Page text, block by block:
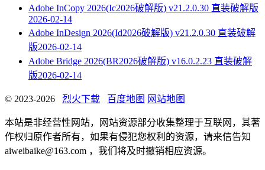
Adobe InCopy 2026(Ic2026破解版) v21.2.0.30 直装破解版
2026-02-14
Adobe InDesign 2026(Id2026破解版) v21.2.0.30 直装破解
版2026-02-14
Adobe Bridge 2026(BR2026破解版) v16.0.2.23 直装破解
版2026-02-14
© 2023-2026 烈火下载 百度地图 网站地图
本站是非经营性网站，网站资源部分收集整理于互联网，其著
作权归原作者所有，如果有侵犯您权利的资源，请来信告知
aiweibaike@163.com ，我们将及时撤销相应资源。